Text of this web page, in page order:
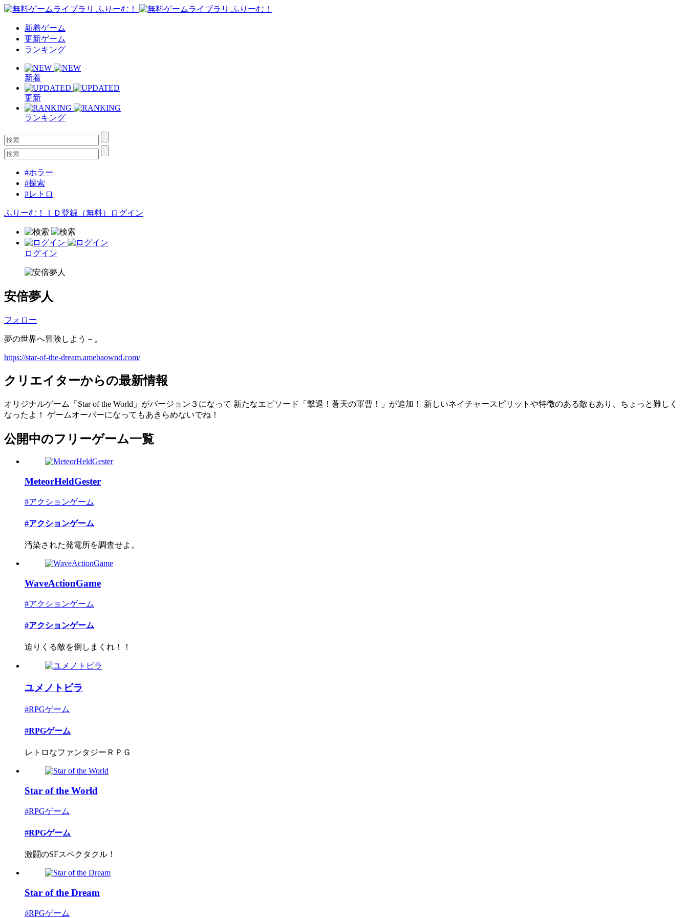
新着ゲーム
更新ゲーム
ランキング
新着
更新
ランキング
#ホラー
#探索
#レトロ
ふりーむ！ＩＤ登録（無料） ログイン
ログイン
安倍夢人
フォロー
夢の世界へ冒険しよう－。
https://star-of-the-dream.amebaownd.com/
クリエイターからの最新情報
オリジナルゲーム「Star of the World」がバージョン３になって 新たなエピソード「撃退！蒼天の軍曹！」が追加！ 新しいネイチャースピリットや特徴のある敵もあり、ちょっと難しく
なったよ！ ゲームオーバーになってもあきらめないでね！
公開中のフリーゲーム一覧
MeteorHeldGester
#アクションゲーム
#アクションゲーム
汚染された発電所を調査せよ。
WaveActionGame
#アクションゲーム
#アクションゲーム
迫りくる敵を倒しまくれ！！
ユメノトビラ
#RPGゲーム
#RPGゲーム
レトロなファンタジーＲＰＧ
Star of the World
#RPGゲーム
#RPGゲーム
激闘のSFスペクタクル！
Star of the Dream
#RPGゲーム